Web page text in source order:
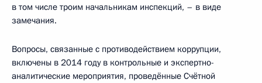
в том числе троим начальникам инспекций, – в виде
замечания.
Вопросы, связанные с противодействием коррупции,
включены в 2014 году в контрольные и экспертно-
аналитические мероприятия, проведённые Счётной